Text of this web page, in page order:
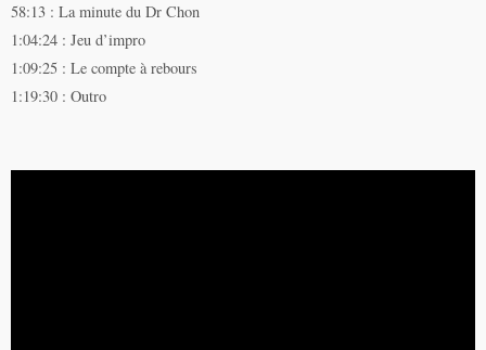
58:13 : La minute du Dr Chon
1:04:24 : Jeu d’impro
1:09:25 : Le compte à rebours
1:19:30 : Outro